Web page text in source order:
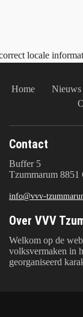
locale
Home Nieuws
Contact
Buffer 5
Tzummarum
info@vvv-
Over VVV
Welkom op de
volksvermaken in
georganiseerd